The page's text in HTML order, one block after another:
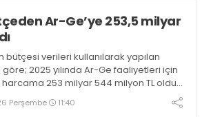
Ar-Ge’ye 253,5 milyar
bütçesi verileri kullanılarak yapılan
2025 yılında Ar-Ge faaliyetleri için
253 milyar 544 milyon TL oldu.
merkezi yönetim bütçesi
yüzde 1,58 oldu
Perşembe 11:40